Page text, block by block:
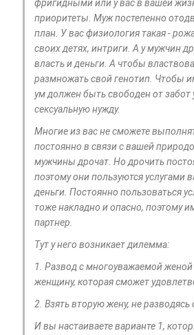
фригидными или у вас в вашей
приоритеты. Муж постепенно
план. У вас физиология такая -
своих детях, интриги. А у мужчин
власть и деньги. А чтобы
размножать свой генотип. Чтобы
ум должен быть свободен от забот
сексуальную нужду.
Многие из вас не сможете
постоянно в связи с вашей
мужчины дрочат. Но дрочить
поэтому они пользуются услугами
деньги. Постоянно пользоваться
тоже накладно и опасно, поэтому
партнер.
Тут у него возникает дилемма:
1. Развод с многоуважаемой женой
женщину, которая сможет
2. Взять вторую жену, не
И вы настаиваете варианте 1,